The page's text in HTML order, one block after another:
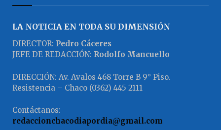
LA NOTICIA EN TODA SU DIMENSIÓN
DIRECTOR: Pedro Cáceres
JEFE DE REDACCIÓN: Rodolfo Mancuello
DIRECCIÓN: Av. Avalos 468 Torre B 9° Piso.
Resistencia – Chaco (0362) 445 2111
Contáctanos:
redaccionchacodiapordia@gmail.com